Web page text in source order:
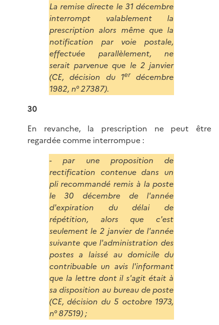
La remise directe le 31 décembre
interrompt valablement la
prescription alors même que la
notification par voie postale,
effectuée parallèlement, ne
serait parvenue que le 2 janvier
(CE, décision du 1erdécembre
1982, n° 27387).
30
En revanche, la prescription ne peut être
regardée comme interrompue :
- par une proposition de
rectification contenue dans un
pli recommandé remis à la poste
le 30 décembre de l'année
d'expiration du délai de
répétition, alors que c'est
seulement le 2 janvier de l'année
suivante que l'administration des
postes a laissé au domicile du
contribuable un avis l'informant
que la lettre dont il s'agit était à
sa disposition au bureau de poste
(CE, décision du 5 octobre 1973,
n° 87519) ;